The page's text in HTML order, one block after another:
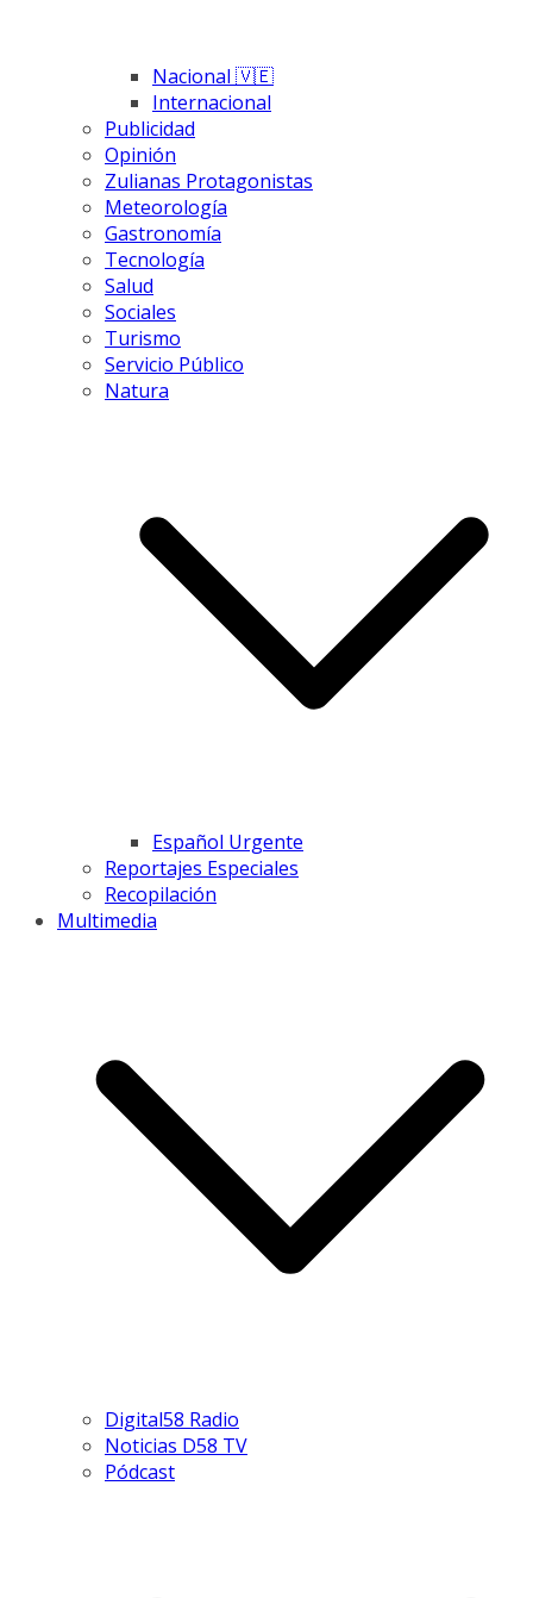
Nacional 🇻🇪
Internacional
Publicidad
Opinión
Zulianas Protagonistas
Meteorología
Gastronomía
Tecnología
Salud
Sociales
Turismo
Servicio Público
Natura
Español Urgente
Reportajes Especiales
Recopilación
Multimedia
Digital58 Radio
Noticias D58 TV
Pódcast